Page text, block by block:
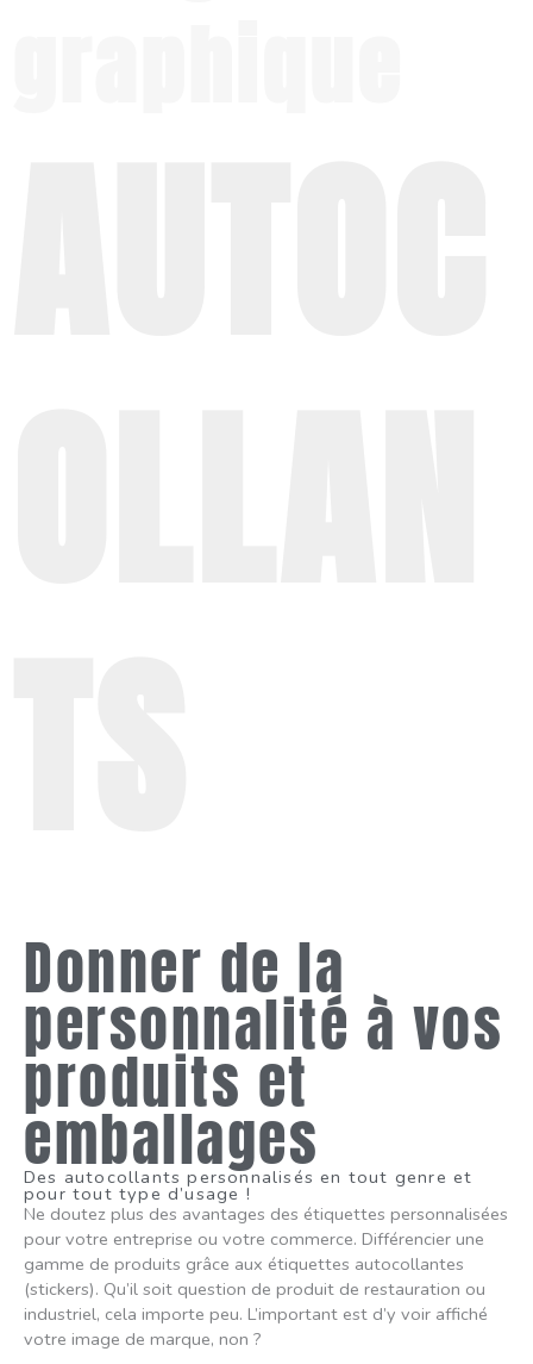
Donner de la
personnalité à vos
produits et
emballages
Des autocollants personnalisés en tout genre et
pour tout type d’usage !
Ne doutez plus des avantages des étiquettes personnalisées
pour votre entreprise ou votre commerce. Différencier une
gamme de produits grâce aux étiquettes autocollantes
(stickers). Qu’il soit question de produit de restauration ou
industriel, cela importe peu. L’important est d’y voir affiché
votre image de marque, non ?